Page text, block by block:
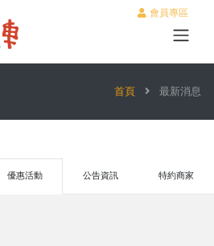
會員專區
首頁 最新消息
優惠活動 公告資訊 特約商家